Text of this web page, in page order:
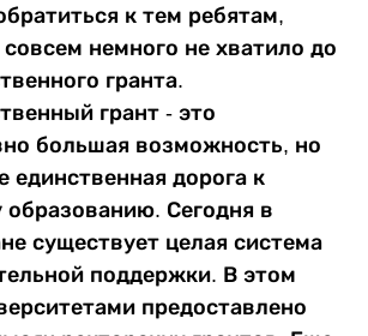
к тем ребятам,
немного не хватило до
гранта.
грант - это
большая возможность, но
единственная дорога к
Сегодня в
существует целая система
поддержки. В этом
предоставлено